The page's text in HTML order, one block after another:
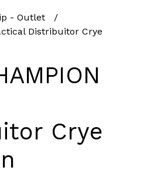
- Outlet
Distribuitor Crye
Crye